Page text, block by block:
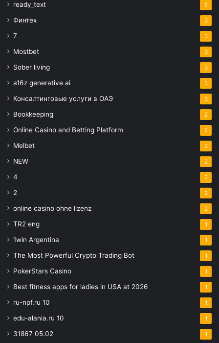
ready_text 5
Финтех 3
7 3
Mostbet 3
Sober living 3
a16z generative ai 3
Консалтинговые услуги в ОАЭ 3
Bookkeeping 2
Online Casino and Betting Platform 2
Melbet 2
NEW 2
4 2
2 2
online casino ohne lizenz 2
TR2 eng 1
1win Argentina 1
The Most Powerful Crypto Trading Bot 1
PokerStars Casino 1
Best fitness apps for ladies in USA at 2026 1
ru-npf.ru 10 1
edu-alania.ru 10 1
31867 05.02 1